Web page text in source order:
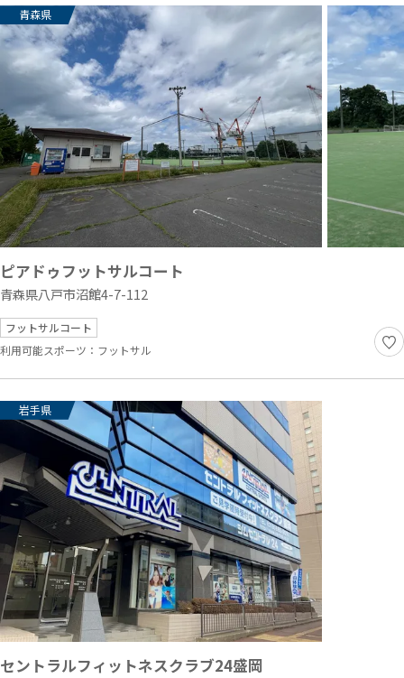
青森県
ピアドゥフットサルコート
青森県八戸市沼館4-7-112
フットサルコート
利用可能スポーツ： フットサル
岩手県
セントラルフィットネスクラブ24盛岡